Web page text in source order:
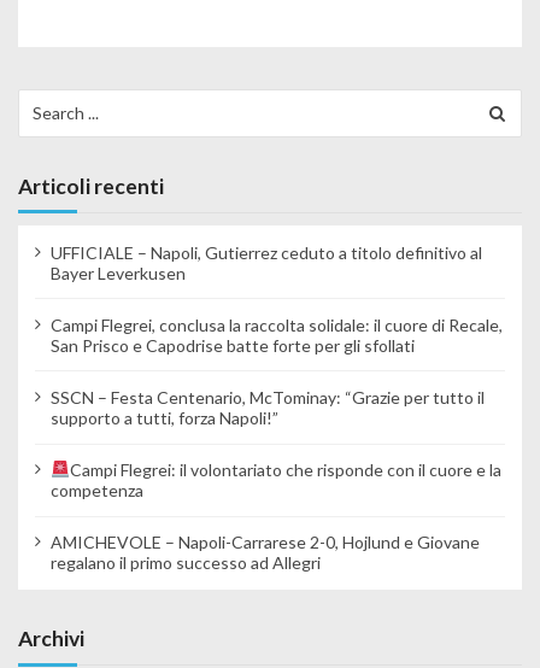
Articoli recenti
UFFICIALE – Napoli, Gutierrez ceduto a titolo definitivo al
Bayer Leverkusen
Campi Flegrei, conclusa la raccolta solidale: il cuore di Recale,
San Prisco e Capodrise batte forte per gli sfollati
SSCN – Festa Centenario, McTominay: “Grazie per tutto il
supporto a tutti, forza Napoli!”
Campi Flegrei: il volontariato che risponde con il cuore e la
competenza
AMICHEVOLE – Napoli-Carrarese 2-0, Hojlund e Giovane
regalano il primo successo ad Allegri
Archivi